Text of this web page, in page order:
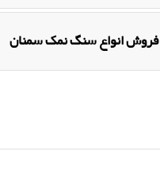
فروش انواع سنگ نمک سمنان